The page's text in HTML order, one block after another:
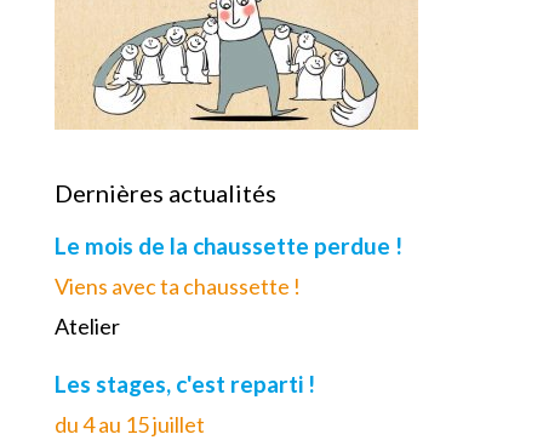
Dernières actualités
Le mois de la chaussette perdue !
Viens avec ta chaussette !
Atelier
Les stages, c'est reparti !
du 4 au 15 juillet